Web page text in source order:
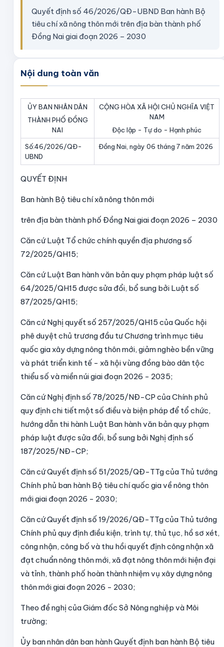
Quyết định số 46/2026/QĐ-UBND Ban hành Bộ
tiêu chí xã nông thôn mới trên địa bàn thành phố
Đồng Nai giai đoạn 2026 – 2030
Nội dung toàn văn
ỦY BAN NHÂN DÂN
THÀNH PHỐ ĐỒNG
NAI
CỘNG HÒA XÃ HỘI CHỦ NGHĨA VIỆT
NAM
Độc lập - Tự do - Hạnh phúc
Số:46/2026/QĐ-
UBND
Đồng Nai, ngày 06 tháng 7 năm 2026
QUYẾT ĐỊNH
Ban hành Bộ tiêu chí xã nông thôn mới
trên địa bàn thành phố Đồng Nai giai đoạn 2026 – 2030
Căn cứ Luật Tổ chức chính quyền địa phương số
72/2025/QH15;
Căn cứ Luật Ban hành văn bản quy phạm pháp luật số
64/2025/QH15 được sửa đổi, bổ sung bởi Luật số
87/2025/QH15;
Căn cứ Nghị quyết số 257/2025/QH15 của Quốc hội
phê duyệt chủ trương đầu tư Chương trình mục tiêu
quốc gia xây dựng nông thôn mới, giảm nghèo bền vững
và phát triển kinh tế - xã hội vùng đồng bào dân tộc
thiểu số và miền núi giai đoạn 2026 - 2035;
Căn cứ Nghị định số 78/2025/NĐ-CP của Chính phủ
quy định chi tiết một số điều và biện pháp để tổ chức,
hướng dẫn thi hành Luật Ban hành văn bản quy phạm
pháp luật được sửa đổi, bổ sung bởi Nghị định số
187/2025/NĐ-CP;
Căn cứ Quyết định số 51/2025/QĐ-TTg của Thủ tướng
Chính phủ ban hành Bộ tiêu chí quốc gia về nông thôn
mới giai đoạn 2026 - 2030;
Căn cứ Quyết định số 19/2026/QĐ-TTg của Thủ tướng
Chính phủ quy định điều kiện, trình tự, thủ tục, hồ sơ xét,
công nhận, công bố và thu hồi quyết định công nhận xã
đạt chuẩn nông thôn mới, xã đạt nông thôn mới hiện đại
và tỉnh, thành phố hoàn thành nhiệm vụ xây dựng nông
thôn mới giai đoạn 2026 - 2030;
Theo đề nghị của Giám đốc Sở Nông nghiệp và Môi
trường;
Ủy ban nhân dân ban hành Quyết định ban hành Bộ tiêu